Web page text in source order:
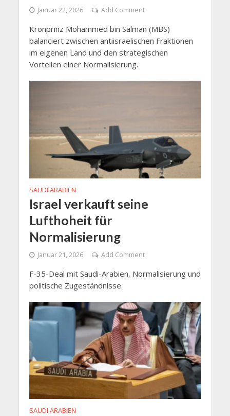
Januar 22, 2026 Add Comment
Kronprinz Mohammed bin Salman (MBS)
balanciert zwischen antiisraelischen Fraktionen
im eigenen Land und den strategischen
Vorteilen einer Normalisierung.
SAUDI ARABIEN
Israel verkauft seine
Lufthoheit für
Normalisierung
Januar 21, 2026 Add Comment
F-35-Deal mit Saudi-Arabien, Normalisierung und
politische Zugeständnisse.
SAUDI ARABIEN